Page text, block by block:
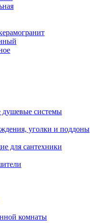
душевые системы
уголки и поддоны
для сантехники
комнаты